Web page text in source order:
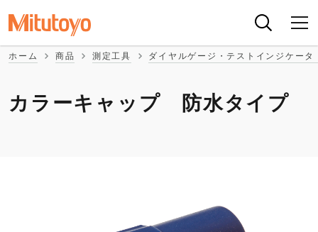
ホーム 商品 測定工具 ダイヤルゲージ・テストインジケー
カラーキャップ 防水タイプ